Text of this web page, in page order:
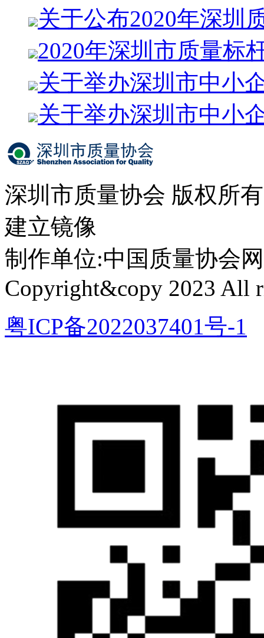
关于公布2020年深圳
2020年深圳市质量标
关于举办深圳市中小
关于举办深圳市中小
深圳市质量协会 版权所
建立镜像
制作单位:中国质量协会
Copyright&copy 2023 All
粤ICP备2022037401号-1